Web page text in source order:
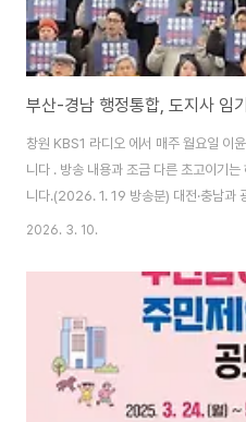
부산-경남 행정통합, 도지사 임
창원 KBS1 라디오 에서 매주 월요일 이
니다 . 방송 내용과 조금 다른 초고이기
니다.(2026. 1. 19 방송분) 대전·충남과
고 있는 상황에서 지난 16일 김민석 국무
남-부산 행정통합을 추진해 온 경상남도
지원은 일시적이고, 통합 위상에 맞는 제
의 통합 과정에 참여할 의사가 없음을 밝
합 흐름과 엇박자를 내고 있는 부산-경
각해보겠습니다..
2026. 3. 10.